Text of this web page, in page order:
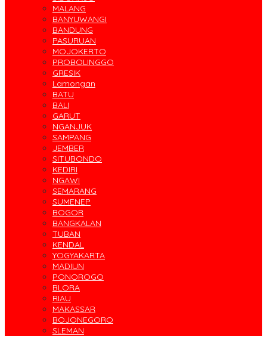
MALANG
BANYUWANGI
BANDUNG
PASURUAN
MOJOKERTO
PROBOLINGGO
GRESIK
Lamongan
BATU
BALI
GARUT
NGANJUK
SAMPANG
JEMBER
SITUBONDO
KEDIRI
NGAWI
SEMARANG
SUMENEP
BOGOR
BANGKALAN
TUBAN
KENDAL
YOGYAKARTA
MADIUN
PONOROGO
BLORA
RIAU
MAKASSAR
BOJONEGORO
SLEMAN